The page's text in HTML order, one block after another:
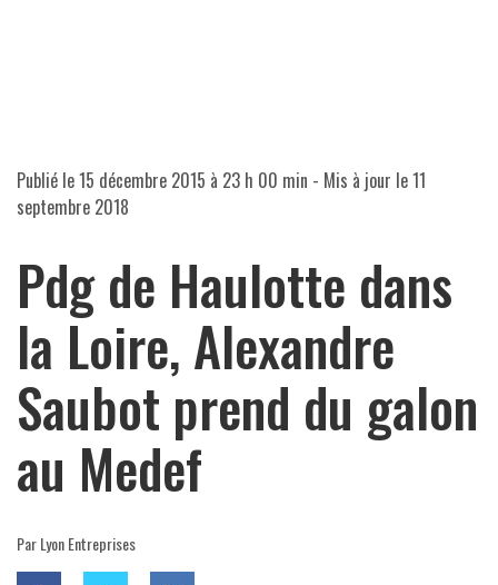
Publié le15 décembre 2015 à 23 h 00 min - Mis à jour le11
septembre 2018
Pdg de Haulotte dans
la Loire, Alexandre
Saubot prend du galon
au Medef
Par Lyon Entreprises